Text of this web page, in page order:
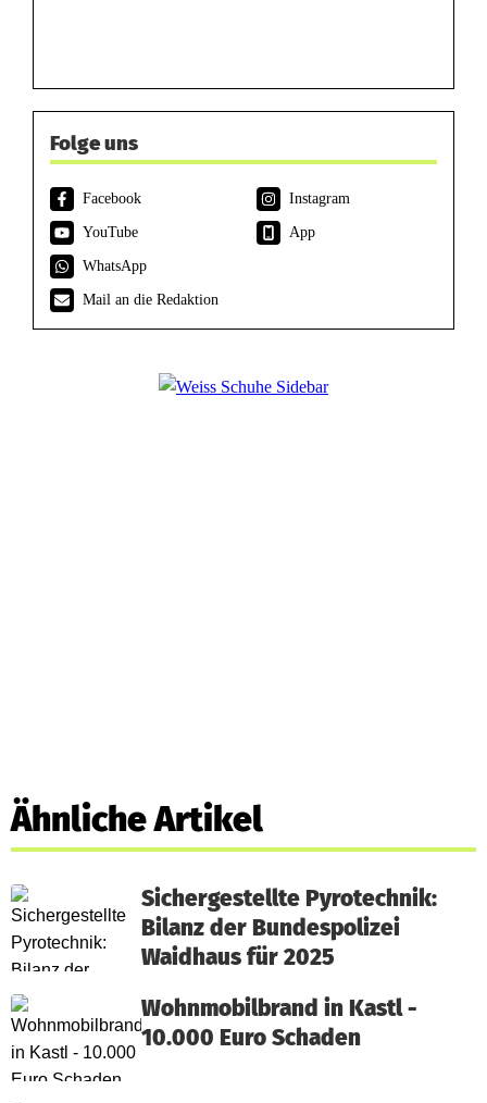
Folge uns
Facebook
Instagram
YouTube
App
WhatsApp
Mail an die Redaktion
Ähnliche Artikel
Sichergestellte Pyrotechnik:
Bilanz der Bundespolizei
Waidhaus für 2025
Wohnmobilbrand in Kastl -
10.000 Euro Schaden